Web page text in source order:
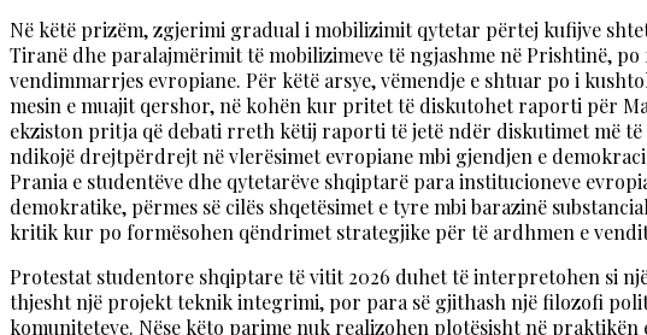
Në këtë prizëm, zgjerimi gradual i mobilizimit qytetar përtej kufijve
Tiranë dhe paralajmërimit të mobilizimeve të ngjashme në Prishtinë,
vendimmarrjes evropiane. Për këtë arsye, vëmendje e shtuar po i
mesin e muajit qershor, në kohën kur pritet të diskutohet raporti për
ekziston pritja që debati rreth këtij raporti të jetë ndër diskutimet më
ndikojë drejtpërdrejt në vlerësimet evropiane mbi gjendjen e
Prania e studentëve dhe qytetarëve shqiptarë para institucioneve
demokratike, përmes së cilës shqetësimet e tyre mbi barazinë
kritik kur po formësohen qëndrimet strategjike për të ardhmen e
Protestat studentore shqiptare të vitit 2026 duhet të interpretohen si
thjesht një projekt teknik integrimi, por para së gjithash një filozofi
komuniteteve. Nëse këto parime nuk realizohen plotësisht në